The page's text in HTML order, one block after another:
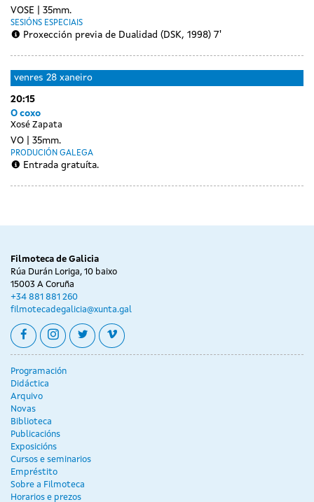
VOSE 35mm.
SESIÓNS ESPECIAIS
Proxección previa de Dualidad (DSK, 1998) 7'
venres 28 xaneiro
20:15
O coxo
Xosé Zapata
VO 35mm.
PRODUCIÓN GALEGA
Entrada gratuíta.
Filmoteca de Galicia
Rúa Durán Loriga, 10 baixo
15003 A Coruña
+34 881 881 260
filmotecadegalicia@xunta.gal
facebookinstagram
twittervimeo
Programación
Didáctica
Arquivo
Novas
Biblioteca
Publicacións
Exposicións
Cursos e seminarios
Empréstito
Sobre a Filmoteca
Horarios e prezos